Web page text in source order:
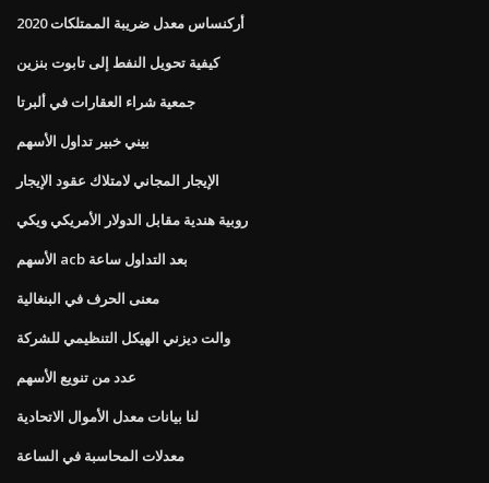
أركنساس معدل ضريبة الممتلكات 2020
كيفية تحويل النفط إلى تابوت بنزين
جمعية شراء العقارات في ألبرتا
بيني خبير تداول الأسهم
الإيجار المجاني لامتلاك عقود الإيجار
روبية هندية مقابل الدولار الأمريكي ويكي
الأسهم acb بعد التداول ساعة
معنى الحرف في البنغالية
والت ديزني الهيكل التنظيمي للشركة
عدد من تنويع الأسهم
لنا بيانات معدل الأموال الاتحادية
معدلات المحاسبة في الساعة